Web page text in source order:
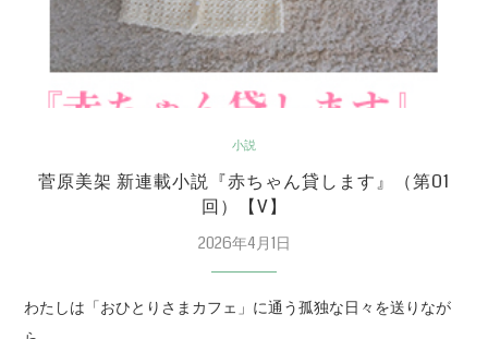
小説
菅原美架 新連載小説『赤ちゃん貸します』（第01
回）【V】
2026年4月1日
わたしは「おひとりさまカフェ」に通う孤独な日々を送りなが